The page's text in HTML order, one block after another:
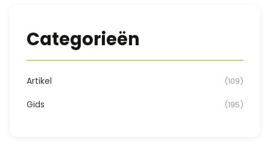
Categorieën
Artikel (109)
Gids (195)